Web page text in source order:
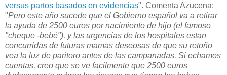
versus partos basados en evidencias". Comenta Azucena:
"Pero este año sucede que el Gobierno español va a retirar
la ayuda de 2500 euros por nacimiento de hijo (el famoso
"cheque -bebé"), y las urgencias de los hospitales estan
concurridas de futuras mamas deseosas de que su retoño
vea la luz de paritoro antes de las campanadas. Si echamos
cuentas, creo que se ve facilmente que 2500 euros